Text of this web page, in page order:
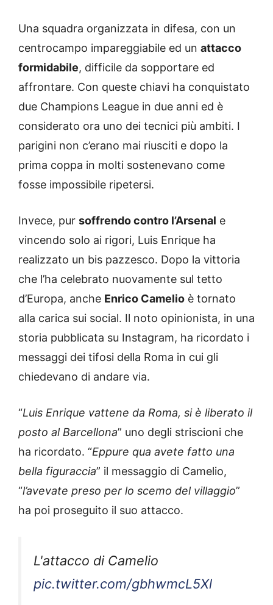
Una squadra organizzata in difesa, con un
centrocampo impareggiabile ed un attacco
formidabile, difficile da sopportare ed
affrontare. Con queste chiavi ha conquistato
due Champions League in due anni ed è
considerato ora uno dei tecnici più ambiti. I
parigini non c’erano mai riusciti e dopo la
prima coppa in molti sostenevano come
fosse impossibile ripetersi.
Invece, pur soffrendo contro l’Arsenal e
vincendo solo ai rigori, Luis Enrique ha
realizzato un bis pazzesco. Dopo la vittoria
che l’ha celebrato nuovamente sul tetto
d’Europa, anche Enrico Camelio è tornato
alla carica sui social. Il noto opinionista, in una
storia pubblicata su Instagram, ha ricordato i
messaggi dei tifosi della Roma in cui gli
chiedevano di andare via.
“Luis Enrique vattene da Roma, si è liberato il
posto al Barcellona” uno degli striscioni che
ha ricordato. “Eppure qua avete fatto una
bella figuraccia” il messaggio di Camelio,
“l’avevate preso per lo scemo del villaggio”
ha poi proseguito il suo attacco.
L'attacco di Camelio
pic.twitter.com/gbhwmcL5Xl